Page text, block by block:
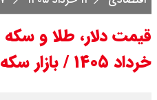
خرداد ۱۴۰۵ / بازار سکه درجا زد + جدول